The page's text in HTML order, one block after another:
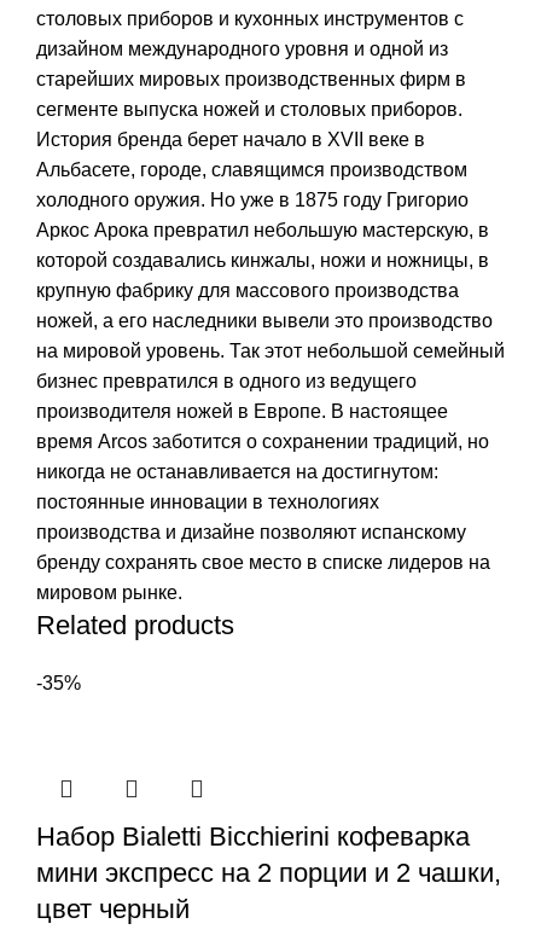
столовых приборов и кухонных инструментов с
дизайном международного уровня и одной из
старейших мировых производственных фирм в
сегменте выпуска ножей и столовых приборов.
История бренда берет начало в XVII веке в
Альбасете, городе, славящимся производством
холодного оружия. Но уже в 1875 году Григорио
Аркос Арока превратил небольшую мастерскую, в
которой создавались кинжалы, ножи и ножницы, в
крупную фабрику для массового производства
ножей, а его наследники вывели это производство
на мировой уровень. Так этот небольшой семейный
бизнес превратился в одного из ведущего
производителя ножей в Европе. В настоящее
время Arcos заботится о сохранении традиций, но
никогда не останавливается на достигнутом:
постоянные инновации в технологиях
производства и дизайне позволяют испанскому
бренду сохранять свое место в списке лидеров на
мировом рынке.
Related products
-35%
Набор Bialetti Bicchierini кофеварка
мини экспресс на 2 порции и 2 чашки,
цвет черный